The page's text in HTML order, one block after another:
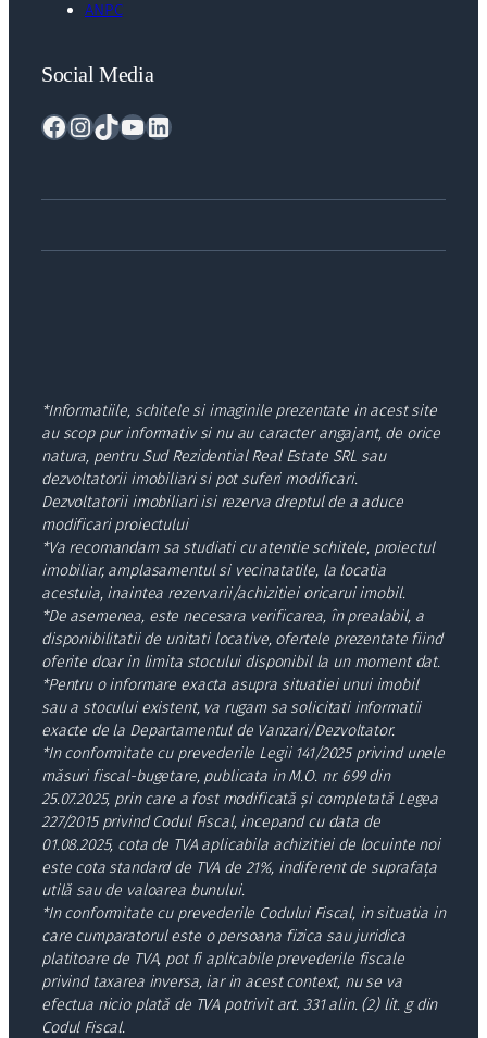
ANPC
Social Media
Facebook InstagramTikTok YouTube LinkedIn
*Informatiile, schitele si imaginile prezentate in acest site
au scop pur informativ si nu au caracter angajant, de orice
natura, pentru Sud Rezidential Real Estate SRL sau
dezvoltatorii imobiliari si pot suferi modificari.
Dezvoltatorii imobiliari isi rezerva dreptul de a aduce
modificari proiectului
*Va recomandam sa studiati cu atentie schitele, proiectul
imobiliar, amplasamentul si vecinatatile, la locatia
acestuia, inaintea rezervarii/achizitiei oricarui imobil.
*De asemenea, este necesara verificarea, în prealabil, a
disponibilitatii de unitati locative, ofertele prezentate fiind
oferite doar in limita stocului disponibil la un moment dat.
*Pentru o informare exacta asupra situatiei unui imobil
sau a stocului existent, va rugam sa solicitati informatii
exacte de la Departamentul de Vanzari/Dezvoltator.
*In conformitate cu prevederile Legii 141/2025 privind unele
măsuri fiscal-bugetare, publicata in M.O. nr. 699 din
25.07.2025, prin care a fost modificată și completată Legea
227/2015 privind Codul Fiscal, incepand cu data de
01.08.2025, cota de TVA aplicabila achizitiei de locuinte noi
este cota standard de TVA de 21%, indiferent de suprafața
utilă sau de valoarea bunului.
*In conformitate cu prevederile Codului Fiscal, in situatia in
care cumparatorul este o persoana fizica sau juridica
platitoare de TVA, pot fi aplicabile prevederile fiscale
privind taxarea inversa, iar in acest context, nu se va
efectua nicio plată de TVA potrivit art. 331 alin. (2) lit. g din
Codul Fiscal.